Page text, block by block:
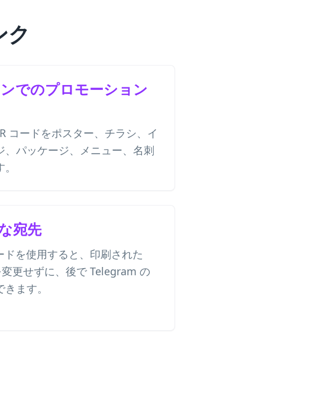
ク
でのプロモーション
コードをポスター、チラシ、イ
、パッケージ、メニュー、名刺
宛先
ドを使用すると、印刷された
更せずに、後で Telegram の
ます。